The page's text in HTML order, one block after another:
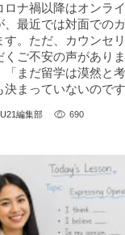
ロナ禍以降はオンラ
、最近では対面での
。ただ、カウンセ
くご不安の声があり
「まだ留学は漠然と
決まっていないので
編集部 690